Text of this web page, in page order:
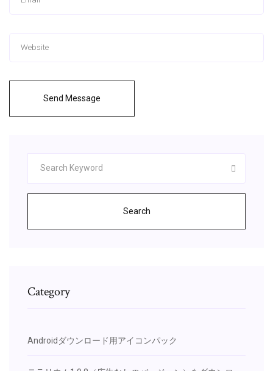
Send Message
Search
Category
Androidダウンロード用アイコンパック